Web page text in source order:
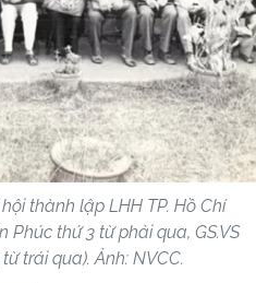
thành lập LHH TP. Hồ Chí
Phúc thứ 3 từ phải qua, GS.VS
trái qua). Ảnh: NVCC.